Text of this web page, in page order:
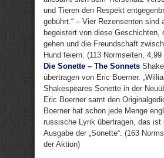
und Tieren den Respekt
gebührt.“ – Vier Rezensenten sind
begeistert von diese Geschichten,
gehen und die Freundschaft
Hund feiern. (113 Normseiten,
Die Sonette – The Sonnets
übertragen von Eric Boerner.
Shakespeares Sonette in der
Eric Boerner samt den
Boerner hat schon jede Menge
russische Lyrik übertragen, das ist
Ausgabe der „Sonette“. (163
der Aktion)